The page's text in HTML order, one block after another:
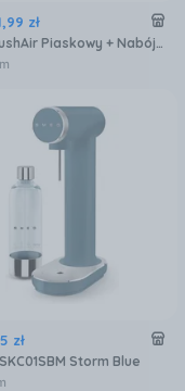
,99 zł
Dafi PushAir Piaskowy + Nabój CO2 + Butelka
zł
Storm Blue